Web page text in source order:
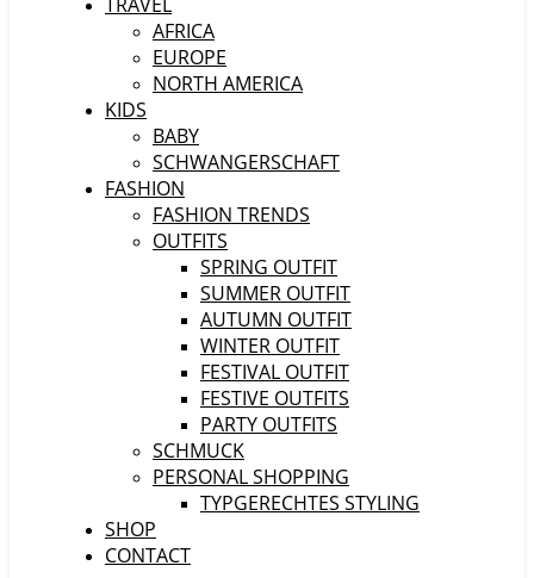
AFRICA
EUROPE
NORTH AMERICA
KIDS
BABY
SCHWANGERSCHAFT
FASHION
FASHION TRENDS
OUTFITS
SPRING OUTFIT
SUMMER OUTFIT
AUTUMN OUTFIT
WINTER OUTFIT
FESTIVAL OUTFIT
FESTIVE OUTFITS
PARTY OUTFITS
SCHMUCK
PERSONAL SHOPPING
TYPGERECHTES STYLING
SHOP
CONTACT